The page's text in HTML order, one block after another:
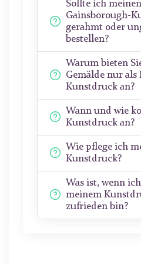
Sollte ich meinen
Gainsborough-
gerahmt oder
bestellen?
Warum bieten
Gemälde nur als
Kunstdruck an?
Wann und wie
Kunstdruck an?
Wie pflege ich
Kunstdruck?
Was ist, wenn
meinem
zufrieden bin?